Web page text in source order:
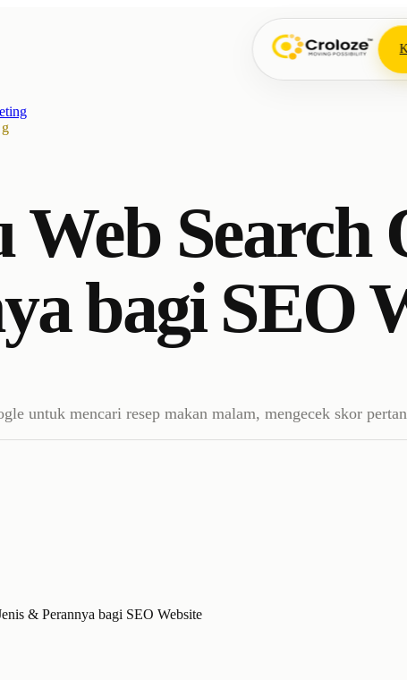
Search
bagi SEO
untuk mencari resep makan malam, mengecek skor
& Perannya bagi SEO Website